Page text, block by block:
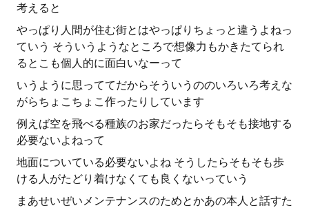
考えると
やっぱり人間が住む街とはやっぱりちょっと違うよねっ
ていう そういうようなところで想像力もかきたてられ
るとこも個人的に面白いなーって
いうように思っててだからそういうののいろいろ考えな
がらちょこちょこ作ったりしています
例えば空を飛べる種族のお家だったらそもそも接地する
必要ないよねって
地面についている必要ないよね そうしたらそもそも歩
ける人がたどり着けなくても良くないっていう
まあせいぜいメンテナンスのためとかあの本人と話すた